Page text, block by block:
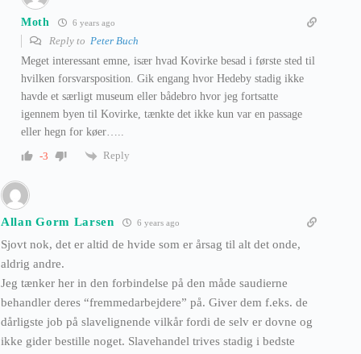
Moth 6 years ago
Reply to Peter Buch
Meget interessant emne, især hvad Kovirke besad i første sted til
hvilken forsvarsposition. Gik engang hvor Hedeby stadig ikke
havde et særligt museum eller bådebro hvor jeg fortsatte
igennem byen til Kovirke, tænkte det ikke kun var en passage
eller hegn for køer…..
-3
Reply
Allan Gorm Larsen 6 years ago
Sjovt nok, det er altid de hvide som er årsag til alt det onde,
aldrig andre.
Jeg tænker her in den forbindelse på den måde saudierne
behandler deres “fremmedarbejdere” på. Giver dem f.eks. de
dårligste job på slavelignende vilkår fordi de selv er dovne og
ikke gider bestille noget. Slavehandel trives stadig i bedste